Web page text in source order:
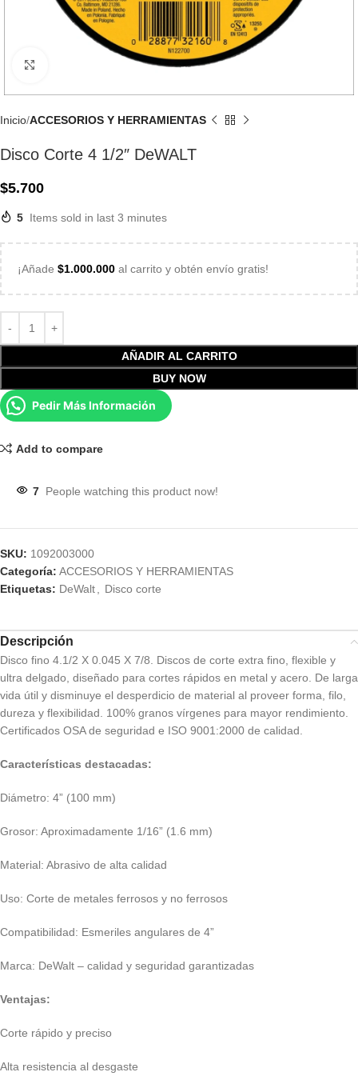
Inicio ACCESORIOS Y HERRAMIENTAS
Disco Corte 4 1/2″ DeWALT
$5.700
5 Items sold in last 3 minutes
¡Añade $1.000.000 al carrito y obtén envío gratis!
AÑADIR AL CARRITO
BUY NOW
Pedir Más Información
Add to compare
7 People watching this product now!
SKU: 1092003000
Categoría: ACCESORIOS Y HERRAMIENTAS
Etiquetas: DeWalt Disco corte
Descripción
Disco fino 4.1/2 X 0.045 X 7/8. Discos de corte extra fino, flexible y
ultra delgado, diseñado para cortes rápidos en metal y acero. De larga
vida útil y disminuye el desperdicio de material al proveer forma, filo,
dureza y flexibilidad. 100% granos vírgenes para mayor rendimiento.
Certificados OSA de seguridad e ISO 9001:2000 de calidad.
Características destacadas:
Diámetro: 4” (100 mm)
Grosor: Aproximadamente 1/16” (1.6 mm)
Material: Abrasivo de alta calidad
Uso: Corte de metales ferrosos y no ferrosos
Compatibilidad: Esmeriles angulares de 4”
Marca: DeWalt – calidad y seguridad garantizadas
Ventajas:
Corte rápido y preciso
Alta resistencia al desgaste